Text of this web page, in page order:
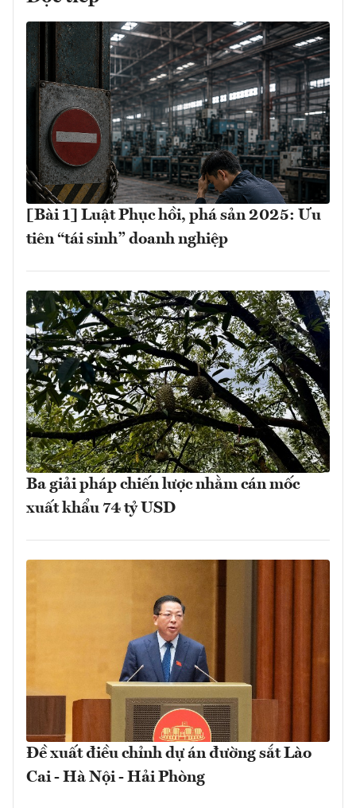
[Bài 1] Luật Phục hồi, phá sản 2025: Ưu
tiên “tái sinh” doanh nghiệp
Ba giải pháp chiến lược nhằm cán mốc
xuất khẩu 74 tỷ USD
Đề xuất điều chỉnh dự án đường sắt Lào
Cai - Hà Nội - Hải Phòng